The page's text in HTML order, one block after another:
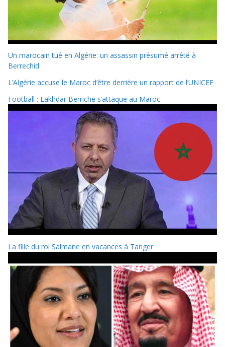
Un marocain tué en Algérie: un assassin présumé arrêté à
Berrechid
L’Algérie accuse le Maroc d’être derrière un rapport de l’UNICEF
Football : Lakhdar Berriche s’attaque au Maroc
La fille du roi Salmane en vacances à Tanger